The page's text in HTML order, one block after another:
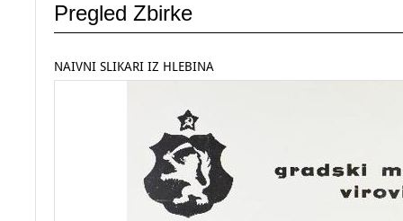
Pregled Zbirke
NAIVNI SLIKARI IZ HLEBINA